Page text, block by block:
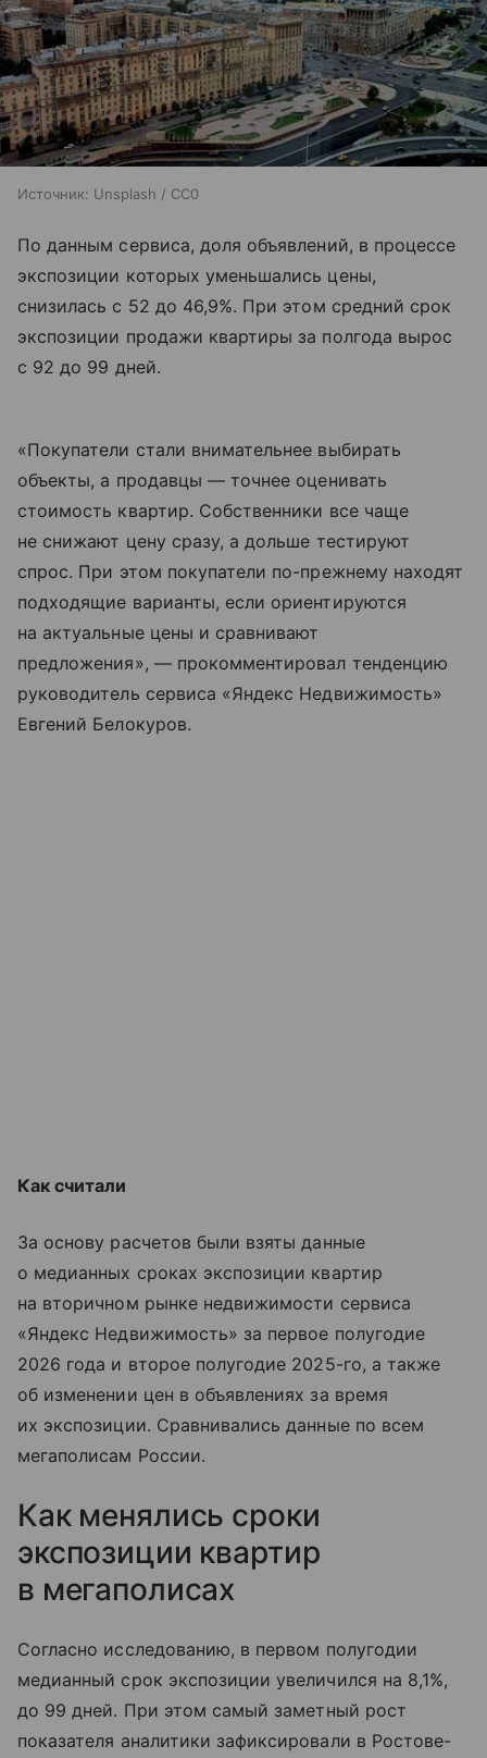
Источник: Unsplash / CC0
По данным сервиса, доля объявлений, в процессе
экспозиции которых уменьшались цены,
снизилась с 52 до 46,9%. При этом средний срок
экспозиции продажи квартиры за полгода вырос
с 92 до 99 дней.
«Покупатели стали внимательнее выбирать
объекты, а продавцы — точнее оценивать
стоимость квартир. Собственники все чаще
не снижают цену сразу, а дольше тестируют
спрос. При этом покупатели по-прежнему находят
подходящие варианты, если ориентируются
на актуальные цены и сравнивают
предложения», — прокомментировал тенденцию
руководитель сервиса «Яндекс Недвижимость»
Евгений Белокуров.
Как считали
За основу расчетов были взяты данные
о медианных сроках экспозиции квартир
на вторичном рынке недвижимости сервиса
«Яндекс Недвижимость» за первое полугодие
2026 года и второе полугодие 2025-го, а также
об изменении цен в объявлениях за время
их экспозиции. Сравнивались данные по всем
мегаполисам России.
Как менялись сроки
экспозиции квартир
в мегаполисах
Согласно исследованию, в первом полугодии
медианный срок экспозиции увеличился на 8,1%,
до 99 дней. При этом самый заметный рост
показателя аналитики зафиксировали в Ростове-